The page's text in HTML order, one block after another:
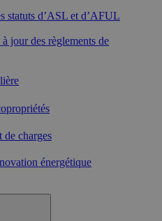
statuts d’ASL et d’AFUL
jour des règlements de
de charges
énergétique